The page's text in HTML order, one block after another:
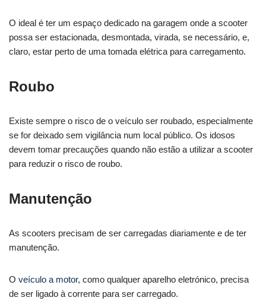
O ideal é ter um espaço dedicado na garagem onde a scooter
possa ser estacionada, desmontada, virada, se necessário, e,
claro, estar perto de uma tomada elétrica para carregamento.
Roubo
Existe sempre o risco de o veículo ser roubado, especialmente
se for deixado sem vigilância num local público. Os idosos
devem tomar precauções quando não estão a utilizar a scooter
para reduzir o risco de roubo.
Manutenção
As scooters precisam de ser carregadas diariamente e de ter
manutenção.
O veículo a motor, como qualquer aparelho eletrónico, precisa
de ser ligado à corrente para ser carregado.